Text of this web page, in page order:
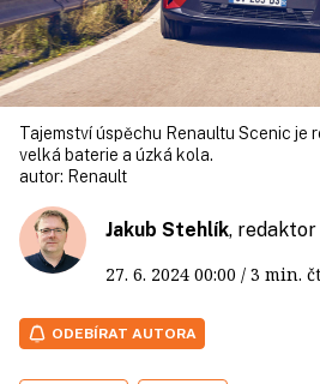
Tajemství úspěchu Renaultu Scenic je
velká baterie a úzká kola.
autor: Renault
Jakub Stehlík, redaktor
27. 6. 2024 00:00 / 3 min.
ODEBÍRAT AUTORA